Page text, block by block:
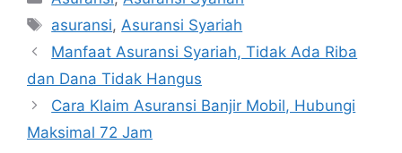
Tags
asuransi, Asuransi Syariah
Post
navigation
Manfaat Asuransi Syariah, Tidak Ada Riba
dan Dana Tidak Hangus
Cara Klaim Asuransi Banjir Mobil, Hubungi
Maksimal 72 Jam